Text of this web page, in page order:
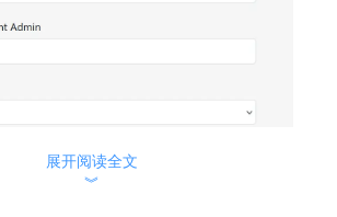
展开阅读全文
︾